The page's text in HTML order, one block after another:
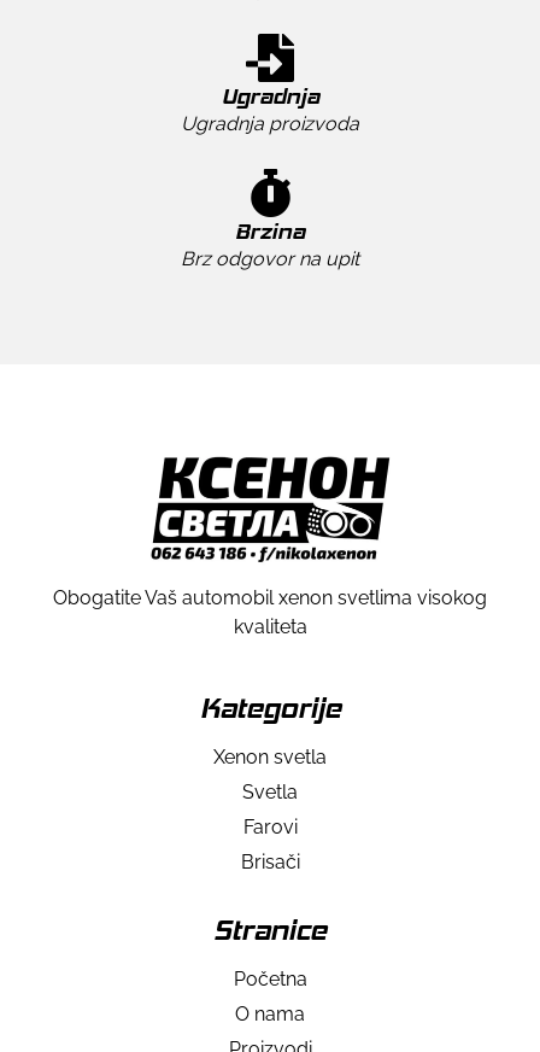
Ugradnja
Ugradnja proizvoda
Brzina
Brz odgovor na upit
Obogatite Vaš automobil xenon svetlima visokog
kvaliteta
Kategorije
Xenon svetla
Svetla
Farovi
Brisači
Stranice
Početna
O nama